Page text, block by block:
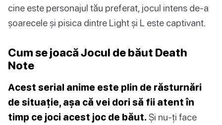
cine este personajul tău preferat, jocul intens de-a
șoarecele și pisica dintre Light și L este captivant.
Cum se joacă Jocul de băut Death
Note
Acest serial anime este plin de răsturnări
de situație, așa că vei dori să fii atent în
timp ce joci acest joc de băut. Și nu-ți face